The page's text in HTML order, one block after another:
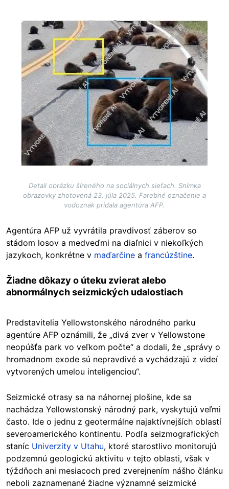
Detail obrázku šíreného na sociálnych sieťach. Snímka
obrazovky zhotovená 23. júla 2025. Farebné označenie a
vodoznak pridala agentúra AFP.
Agentúra AFP už vyvrátila pravdivosť záberov so
stádom losov a medveďmi na diaľnici v niekoľkých
jazykoch, konkrétne v maďarčine a francúzštine.
Žiadne dôkazy o úteku zvierat alebo
abnormálnych seizmických udalostiach
Predstavitelia Yellowstonského národného parku
agentúre AFP oznámili, že „divá zver v Yellowstone
neopúšťa park vo veľkom počte“ a dodali, že „správy o
hromadnom exode sú nepravdivé a vychádzajú z videí
vytvorených umelou inteligenciou“.
Seizmické otrasy sa na náhornej plošine, kde sa
nachádza Yellowstonský národný park, vyskytujú veľmi
často. Ide o jednu z geotermálne najaktívnejších oblastí
severoamerického kontinentu. Podľa seizmografických
staníc Univerzity v Utahu, ktoré starostlivo monitorujú
podzemnú geologickú aktivitu v tejto oblasti, však v
týždňoch ani mesiacoch pred zverejnením nášho článku
neboli zaznamenané žiadne významné seizmické